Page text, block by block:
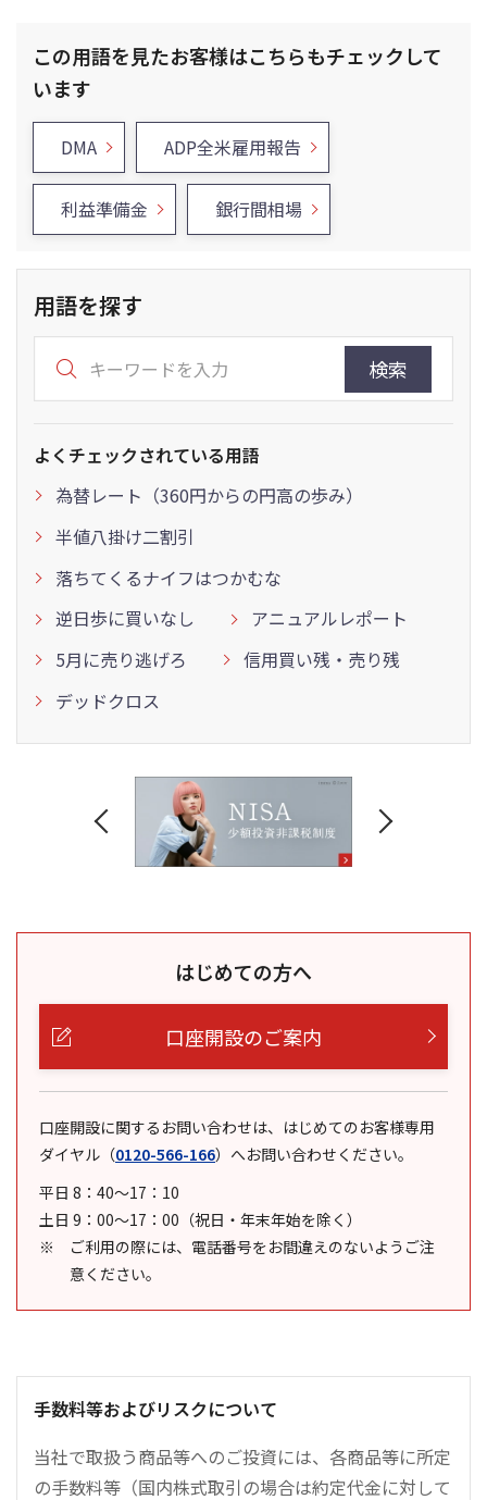
この用語を見たお客様はこちらもチェックして
います
DMA ADP全米雇用報告
利益準備金 銀行間相場
用語を探す
検索
よくチェックされている用語
為替レート（360円からの円高の歩み）
半値八掛け二割引
落ちてくるナイフはつかむな
逆日歩に買いなし
アニュアルレポート
5月に売り逃げろ
信用買い残・売り残
デッドクロス
はじめての方へ
口座開設のご案内
口座開設に関するお問い合わせは、はじめてのお客様専用
ダイヤル （0120-566-166） へお問い合わせください。
平日 8：40～17：10
土日 9：00～17：00（祝日・年末年始を除く）
ご利用の際には、電話番号をお間違えのないようご注
意ください。
手数料等およびリスクについて
当社で取扱う商品等へのご投資には、各商品等に所定
の手数料等（国内株式取引の場合は約定代金に対して